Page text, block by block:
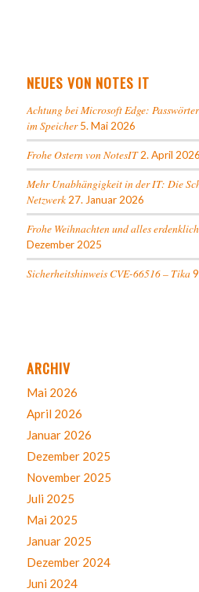
NEUES VON NOTES IT
Achtung bei Microsoft Edge:
im Speicher 5. Mai 2026
Frohe Ostern von NotesIT 2. April 2026
Mehr Unabhängigkeit in der IT: Die
Netzwerk 27. Januar 2026
Frohe Weihnachten und alles
Dezember 2025
Sicherheitshinweis CVE-66516 – Tika
ARCHIV
Mai 2026
April 2026
Januar 2026
Dezember 2025
November 2025
Juli 2025
Mai 2025
Januar 2025
Dezember 2024
Juni 2024